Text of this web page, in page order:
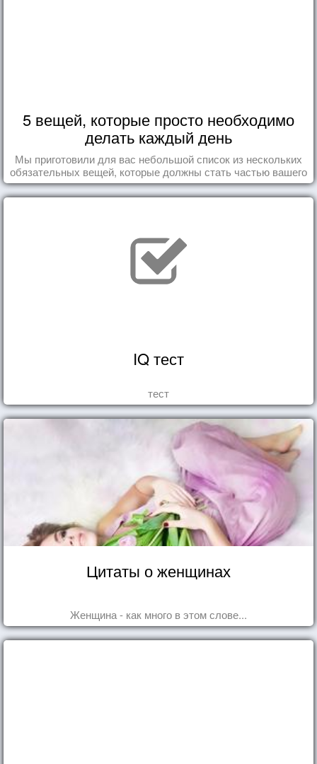
5 вещей, которые просто необходимо
делать каждый день
Мы приготовили для вас небольшой список из нескольких
обязательных вещей, которые должны стать частью вашего
дня.
IQ тест
тест
Цитаты о женщинах
Женщина - как много в этом слове...